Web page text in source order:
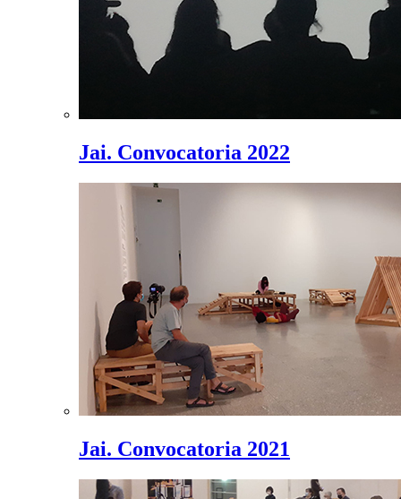
Jai. Convocatoria 2022
Jai. Convocatoria 2021